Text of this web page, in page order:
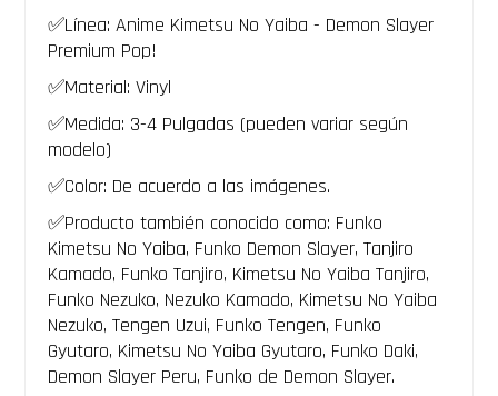
Funko
Premium
2502
Septima
Postura
Dios
Llamas
castillo
infinito
PREVENTA
cantidad
✅Línea: Anime Kimetsu No Yaiba - Demon Slayer
Premium Pop!
✅Material: Vinyl
✅Medida: 3-4 Pulgadas (pueden variar según
modelo)
✅Color: De acuerdo a las imágenes.
✅Producto también conocido como: Funko
Kimetsu No Yaiba, Funko Demon Slayer, Tanjiro
Kamado, Funko Tanjiro, Kimetsu No Yaiba Tanjiro,
Funko Nezuko, Nezuko Kamado, Kimetsu No Yaiba
Nezuko, Tengen Uzui, Funko Tengen, Funko
Gyutaro, Kimetsu No Yaiba Gyutaro, Funko Daki,
Demon Slayer Peru, Funko de Demon Slayer.